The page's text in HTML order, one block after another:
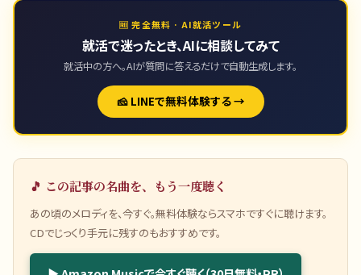
🆓 完全無料 · AI就活ツール
就活で迷ったとき、AIに相談してみて
就活中の方へ。AIが質問に答えるだけで自動生成します。
🧀 LINEで無料体験する →
🎵 この記事の名曲を、もう一度聴く
あの頃のメロディを、今すぐ。無料体験ならスマホですぐに聴けます。
CDでじっくり手元に残すのもおすすめです。